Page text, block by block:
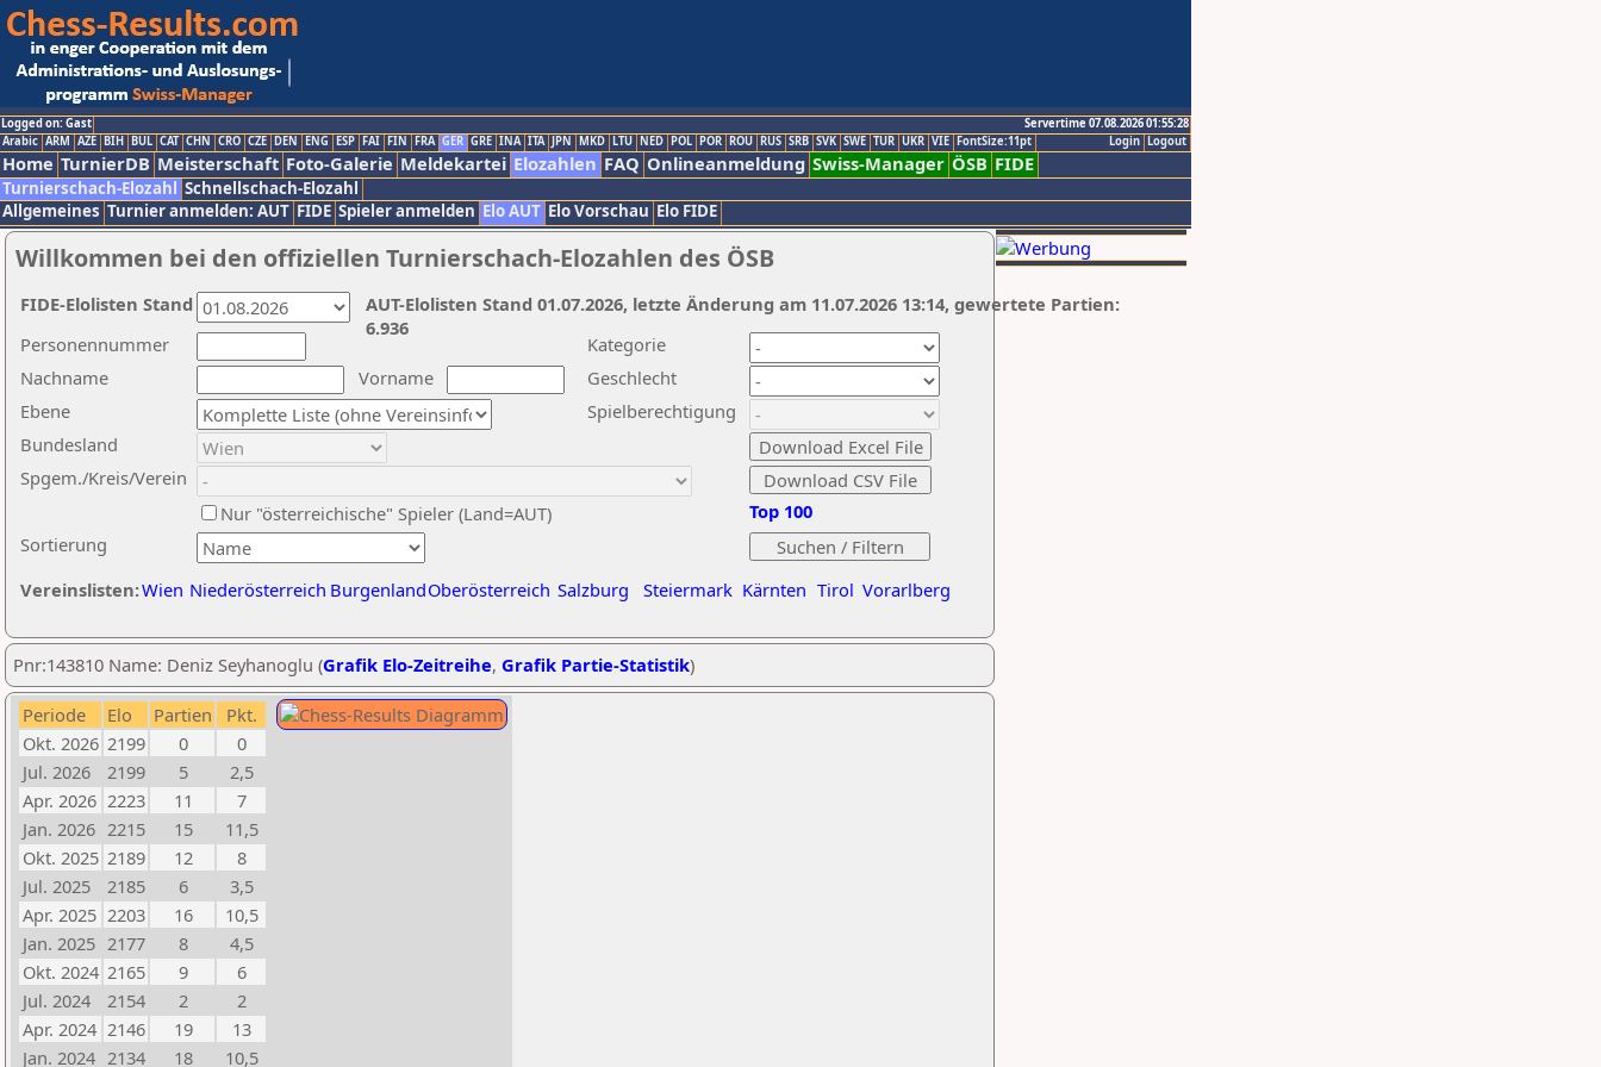
Logged on: Gast
Servertime 07.08.2026 01:55:28
Logout
Login
Arabic ARM AZE BIH BUL CAT CHN CRO CZE DEN ENG ESP FAI FIN FRA GER GRE INA ITA JPN MKD LTU NED POL POR ROU RUS SRB SVK SWE TUR UKR VIE FontSize:11pt
Home TurnierDB Meisterschaft Foto-Galerie Meldekartei Elozahlen FAQ Onlineanmeldung Swiss-Manager ÖSB FIDE
Turnierschach-Elozahl Schnellschach-Elozahl
Allgemeines Turnier anmelden: AUT FIDE Spieler anmelden Elo AUT Elo Vorschau Elo FIDE
Willkommen bei den offiziellen Turnierschach-Elozahlen des ÖSB
Nachname
Vorname
Ebene
Kategorie
Sortierung
Personennummer
Bundesland
Spgem./Kreis/Verein
Geschlecht
Nur "österreichische" Spieler (Land=AUT)
Spielberechtigung
Vereinslisten:Wien Niederösterreich BurgenlandOberösterreich Salzburg Steiermark Kärnten Tirol Vorarlberg
Top 100
AUT-Elolisten Stand 01.07.2026, letzte Änderung am 11.07.2026 13:14, gewertete Partien:
6.936
FIDE-Elolisten Stand
Pnr:143810 Name: Deniz Seyhanoglu (Grafik Elo-Zeitreihe, Grafik Partie-Statistik)
Periode Elo Partien
Pkt.
Okt. 2026 2199 0
0
Jul. 2026
2199 5
2,5
Apr. 2026 2223 11
7
Jan. 2026 2215 15
11,5
Okt. 2025 2189 12
8
Jul. 2025
2185 6
3,5
Apr. 2025 2203 16
10,5
Jan. 2025 2177 8
4,5
Okt. 2024 2165 9
6
Jul. 2024
2154 2
2
Apr. 2024 2146 19
13
Jan. 2024 2134 18 10,5